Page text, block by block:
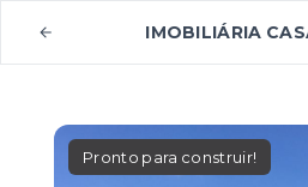
IMOBILIÁRIA
Pronto para construir!